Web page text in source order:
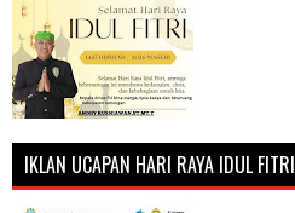
IKLAN UCAPAN HARI RAYA IDUL FITRI